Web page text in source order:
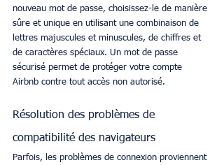
nouveau mot de passe, choisissez-le de manière
sûre et unique en utilisant une combinaison de
lettres majuscules et minuscules, de chiffres et
de caractères spéciaux. Un mot de passe
sécurisé permet de protéger votre compte
Airbnb contre tout accès non autorisé.
Résolution des problèmes de
compatibilité des navigateurs
Parfois, les problèmes de connexion proviennent